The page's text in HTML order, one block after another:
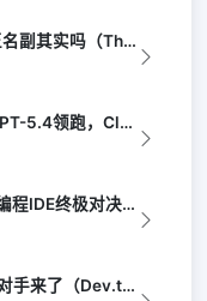
Claude Opus 4.7全面测评：编程之王名副其实吗（The Verge）
2026年Q2全球十大AI工具排行榜：GPT-5.4领跑，Claude Opus...
Windsurf vs Cursor：2026年两大AI编程IDE终极对决实测（...
Windsurf编辑器评测：Cursor的最强对手来了（Dev.to）